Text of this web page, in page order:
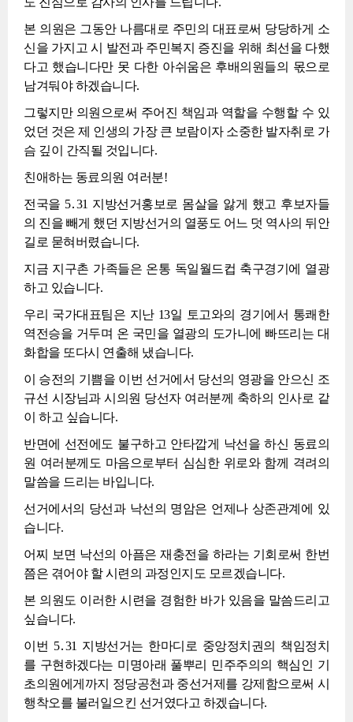
본 의원은 그동안 나름대로 주민의 대표로써 당당하게 소
신을 가지고 시 발전과 주민복지 증진을 위해 최선을 다했
다고 했습니다만 못 다한 아쉬움은 후배의원들의 몫으로
남겨둬야 하겠습니다.
그렇지만 의원으로써 주어진 책임과 역할을 수행할 수 있
었던 것은 제 인생의 가장 큰 보람이자 소중한 발자취로 가
슴 깊이 간직될 것입니다.
친애하는 동료의원 여러분!
전국을 5․31 지방선거홍보로 몸살을 앓게 했고 후보자들
의 진을 빼게 했던 지방선거의 열풍도 어느 덧 역사의 뒤안
길로 묻혀버렸습니다.
지금 지구촌 가족들은 온통 독일월드컵 축구경기에 열광
하고 있습니다.
우리 국가대표팀은 지난 13일 토고와의 경기에서 통쾌한
역전승을 거두며 온 국민을 열광의 도가니에 빠뜨리는 대
화합을 또다시 연출해 냈습니다.
이 승전의 기쁨을 이번 선거에서 당선의 영광을 안으신 조
규선 시장님과 시의원 당선자 여러분께 축하의 인사로 같
이 하고 싶습니다.
반면에 선전에도 불구하고 안타깝게 낙선을 하신 동료의
원 여러분께도 마음으로부터 심심한 위로와 함께 격려의
말씀을 드리는 바입니다.
선거에서의 당선과 낙선의 명암은 언제나 상존관계에 있
습니다.
어찌 보면 낙선의 아픔은 재충전을 하라는 기회로써 한번
쯤은 겪어야 할 시련의 과정인지도 모르겠습니다.
본 의원도 이러한 시련을 경험한 바가 있음을 말씀드리고
싶습니다.
이번 5․31 지방선거는 한마디로 중앙정치권의 책임정치
를 구현하겠다는 미명아래 풀뿌리 민주주의의 핵심인 기
초의원에게까지 정당공천과 중선거제를 강제함으로써 시
행착오를 불러일으킨 선거였다고 하겠습니다.